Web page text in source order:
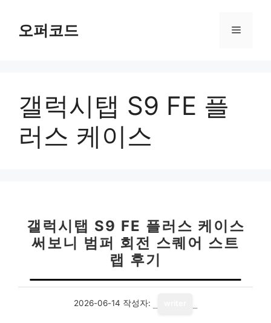
오퍼코드 메
갤럭시탭 S9 FE 플
러스 케이스
갤럭시탭 S9 FE 플러스 케이스
써보니 범퍼 회전 스퀘어 스트
랩 후기
2026-06-14 작성자: